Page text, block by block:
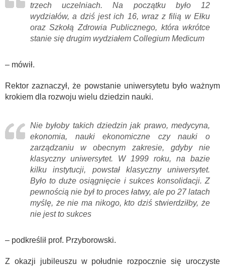
trzech uczelniach. Na początku było 12
wydziałów, a dziś jest ich 16, wraz z filią w Ełku
oraz Szkołą Zdrowia Publicznego, która wkrótce
stanie się drugim wydziałem Collegium Medicum
– mówił.
Rektor zaznaczył, że powstanie uniwersytetu było ważnym
krokiem dla rozwoju wielu dziedzin nauki.
Nie byłoby takich dziedzin jak prawo, medycyna,
ekonomia, nauki ekonomiczne czy nauki o
zarządzaniu w obecnym zakresie, gdyby nie
klasyczny uniwersytet. W 1999 roku, na bazie
kilku instytucji, powstał klasyczny uniwersytet.
Było to duże osiągnięcie i sukces konsolidacji. Z
pewnością nie był to proces łatwy, ale po 27 latach
myślę, że nie ma nikogo, kto dziś stwierdziłby, że
nie jest to sukces
– podkreślił prof. Przyborowski.
Z okazji jubileuszu w południe rozpocznie się uroczyste